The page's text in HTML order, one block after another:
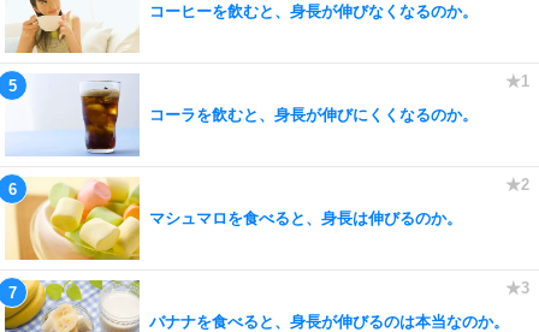
コーヒーを飲むと、身長が伸びなくなるのか。
コーラを飲むと、身長が伸びにくくなるのか。
マシュマロを食べると、身長は伸びるのか。
バナナを食べると、身長が伸びるのは本当なのか。